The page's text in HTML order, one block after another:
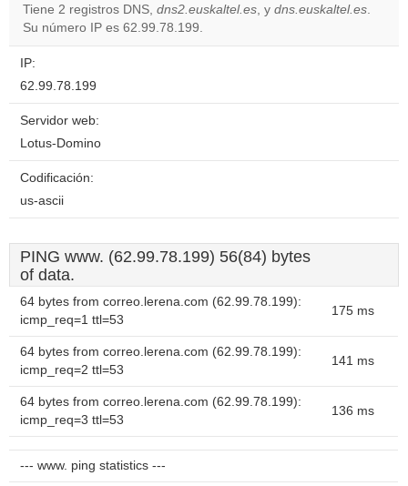
website?
Tiene 2 registros DNS, dns2.euskaltel.es, y dns.euskaltel.es.
Su número IP es 62.99.78.199.
IP:
62.99.78.199
Servidor web:
Lotus-Domino
Codificación:
us-ascii
PING www. (62.99.78.199) 56(84) bytes
of data.
64 bytes from correo.lerena.com (62.99.78.199):
icmp_req=1 ttl=53
175 ms
64 bytes from correo.lerena.com (62.99.78.199):
icmp_req=2 ttl=53
141 ms
64 bytes from correo.lerena.com (62.99.78.199):
icmp_req=3 ttl=53
136 ms
--- www. ping statistics ---